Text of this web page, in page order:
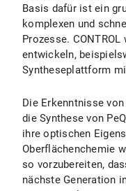
Basis dafür ist ein
komplexen und
Prozesse.
entwickeln,
Syntheseplattform
Die Erkenntnisse von
die Synthese von
ihre optischen
Oberflächenchemie
so vorzubereiten,
nächste Generation